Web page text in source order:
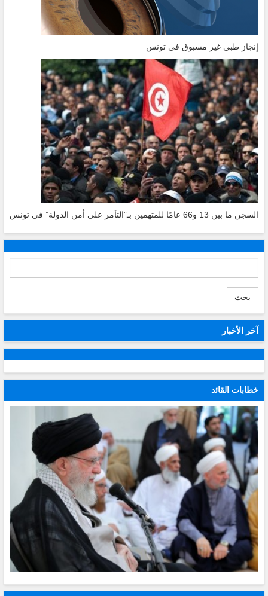
إنجاز طبي غير مسبوق في تونس
السجن ما بين 13 و66 عامًا للمتهمين بـ”التآمر على أمن الدولة” في تونس
بحث
آخر الأخبار
خطابات القائد